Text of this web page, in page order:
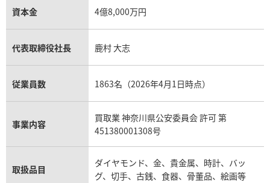
資本金 4億8,000万円
代表取締役社長 鹿村 大志
従業員数 1863名（2026年4月1日時点）
事業内容
買取業 神奈川県公安委員会 許可 第
451380001308号
取扱品目
ダイヤモンド、金、貴金属、時計、バッ
グ、切手、古銭、食器、骨董品、絵画等